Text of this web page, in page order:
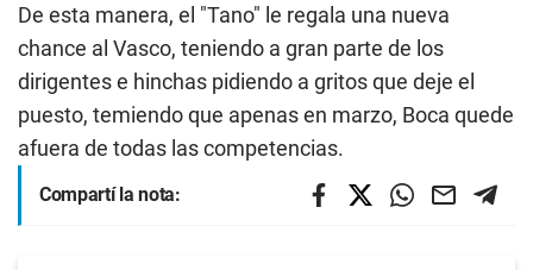
De esta manera, el "Tano" le regala una nueva
chance al Vasco, teniendo a gran parte de los
dirigentes e hinchas pidiendo a gritos que deje el
puesto, temiendo que apenas en marzo, Boca quede
afuera de todas las competencias.
Compartí la nota: